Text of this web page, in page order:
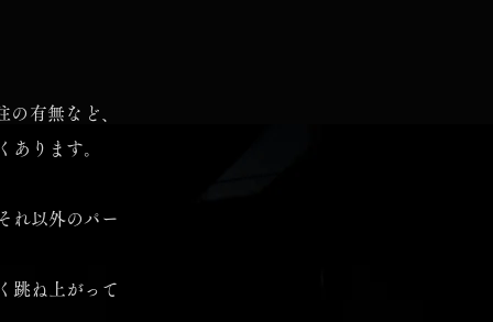
有無など、
あります。
れ以外のパー
跳ね上がって